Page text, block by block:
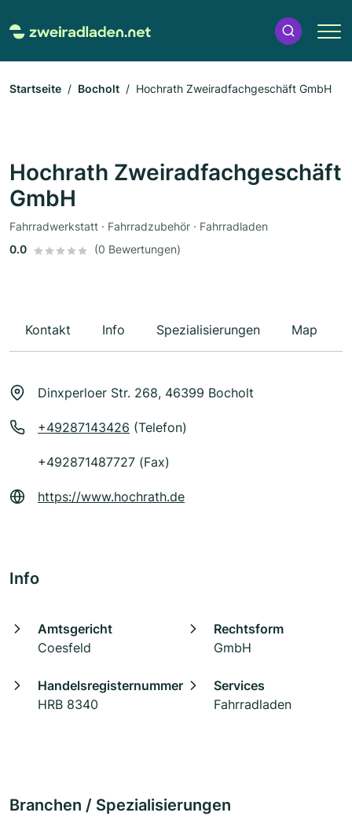
Startseite Bocholt Hochrath Zweiradfachgeschäft GmbH
Hochrath Zweiradfachgeschäft
GmbH
Fahrradwerkstatt · Fahrradzubehör · Fahrradladen
0.0
(0 Bewertungen)
Kontakt Info Spezialisierungen Map
Dinxperloer Str. 268, 46399 Bocholt
+49287143426 (Telefon)
+492871487727 (Fax)
https://www.hochrath.de
Info
Amtsgericht
Coesfeld
Rechtsform
GmbH
Handelsregisternummer
HRB 8340
Services
Fahrradladen
Branchen / Spezialisierungen